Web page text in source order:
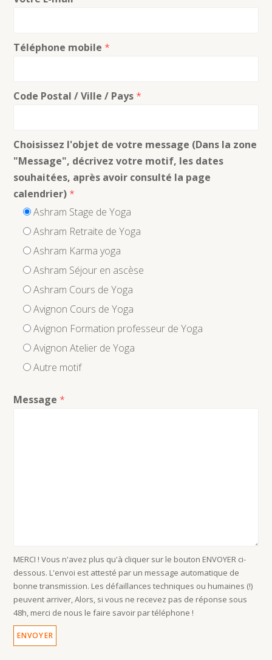
Téléphone mobile *
Code Postal / Ville / Pays *
Choisissez l'objet de votre message (Dans la zone
"Message", décrivez votre motif, les dates
souhaitées, après avoir consulté la page
calendrier) *
Ashram Stage de Yoga
Ashram Retraite de Yoga
Ashram Karma yoga
Ashram Séjour en ascèse
Ashram Cours de Yoga
Avignon Cours de Yoga
Avignon Formation professeur de Yoga
Avignon Atelier de Yoga
Autre motif
Message *
MERCI ! Vous n'avez plus qu'à cliquer sur le bouton ENVOYER ci-
dessous. L'envoi est attesté par un message automatique de
bonne transmission. Les défaillances techniques ou humaines (!)
peuvent arriver, Alors, si vous ne recevez pas de réponse sous
48h, merci de nous le faire savoir par téléphone !